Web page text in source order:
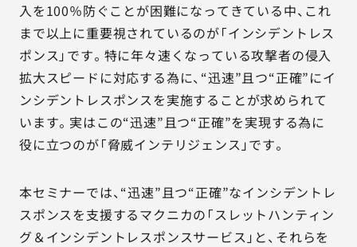
入を100％防ぐことが困難になってきている中、これ
まで以上に重要視されているのが「インシデントレス
ポンス」です。特に年々速くなっている攻撃者の侵入
拡大スピードに対応する為に、“迅速”且つ“正確”にイ
ンシデントレスポンスを実施することが求められて
います。実はこの“迅速”且つ“正確”を実現する為に
役に立つのが「脅威インテリジェンス」です。
本セミナーでは、“迅速”且つ“正確”なインシデントレ
スポンスを支援するマクニカの「スレットハンティン
グ＆インシデントレスポンスサービス」と、それらを